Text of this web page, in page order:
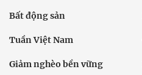
Bất động sản
Tuần Việt Nam
Giảm nghèo bền vững